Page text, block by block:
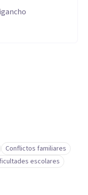
Conflictos familiares
escolares